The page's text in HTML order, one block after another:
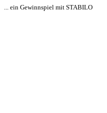
... ein Gewinnspiel mit STABILO